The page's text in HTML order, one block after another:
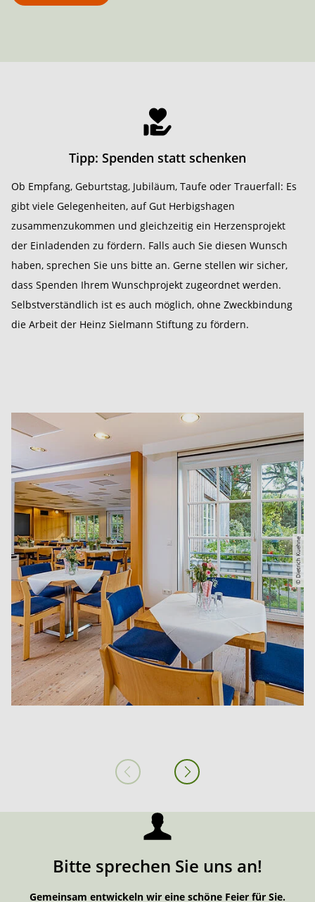
Tipp: Spenden statt schenken
Ob Empfang, Geburtstag, Jubiläum, Taufe oder Trauerfall: Es
gibt viele Gelegenheiten, auf Gut Herbigshagen
zusammenzukommen und gleichzeitig ein Herzensprojekt
der Einladenden zu fördern. Falls auch Sie diesen Wunsch
haben, sprechen Sie uns bitte an. Gerne stellen wir sicher,
dass Spenden Ihrem Wunschprojekt zugeordnet werden.
Selbstverständlich ist es auch möglich, ohne Zweckbindung
die Arbeit der Heinz Sielmann Stiftung zu fördern.
© Dietrich Kuehne
Bitte sprechen Sie uns an!
Gemeinsam entwickeln wir eine schöne Feier für Sie.